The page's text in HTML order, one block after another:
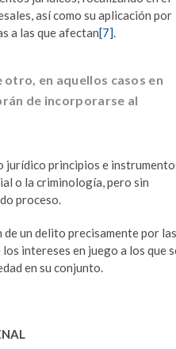
así como su aplicación por
a las que afectan[7].
en aquellos casos en
de incorporarse al
jurídico principios e
o la criminología, pero sin
proceso.
de un delito precisamente por las
intereses en juego a los que
en su conjunto.